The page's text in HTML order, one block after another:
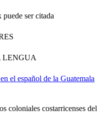
ser citada
LENGUA
el español de la Guatemala
coloniales costarricenses del